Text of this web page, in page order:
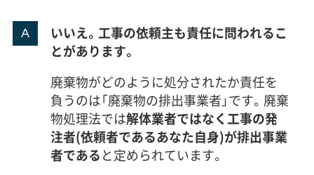
いいえ。工事の依頼主も責任に問われるこ
とがあります。
廃棄物がどのように処分されたか責任を
負うのは「廃棄物の排出事業者」です。廃棄
物処理法では解体業者ではなく工事の発
注者(依頼者であるあなた自身)が排出事業
者であると定められています。